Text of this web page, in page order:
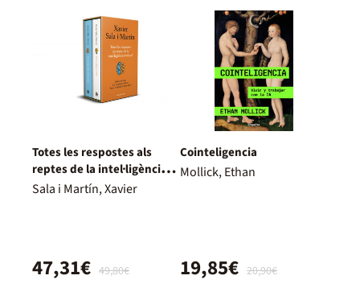
Totes les respostes als
reptes de la intel·ligència
artificial (edició estoig)
Sala i Martín, Xavier
49,80€
47,31€
Cointeligencia
Mollick, Ethan
20,90€
19,85€